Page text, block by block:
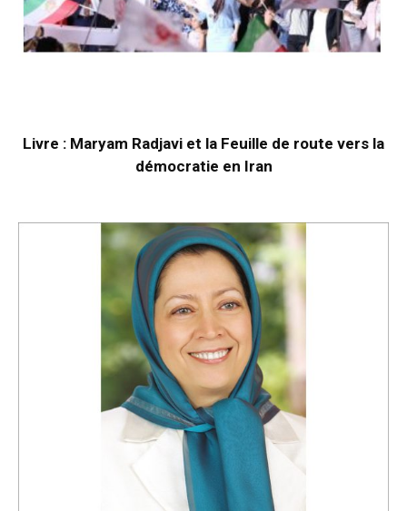
Livre : Maryam Radjavi et la Feuille de route vers la
démocratie en Iran